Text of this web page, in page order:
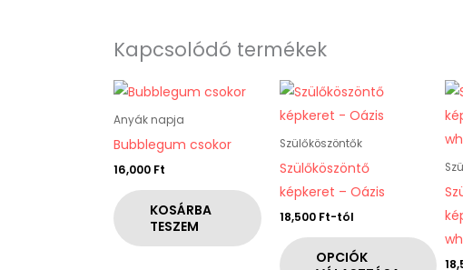
Kapcsolódó termékek
Anyák napja
Bubblegum csokor
16,000 Ft
KOSÁRBA
TESZEM
Szülőköszöntők
Szülőköszöntő
képkeret – Oázis
18,500 Ft-tól
OPCIÓK
Ennek
a
terméknek
több
variációja
van.
változatok
a
A